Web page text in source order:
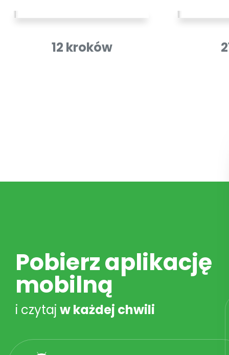
12 kroków
Pobierz aplikację
mobilną
i czytaj w każdej chwili